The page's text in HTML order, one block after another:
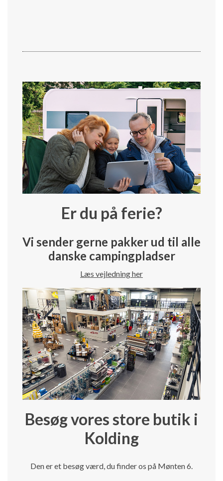
Er du på ferie?
Vi sender gerne pakker ud til alle
danske campingpladser
Læs vejledning her
Besøg vores store butik i
Kolding
Den er et besøg værd, du finder os på Mønten 6.